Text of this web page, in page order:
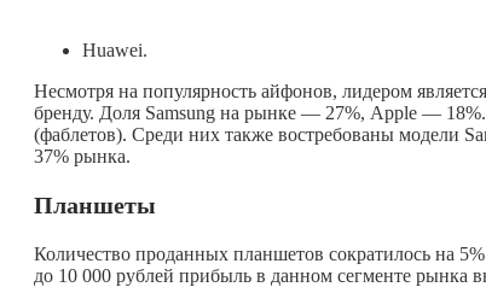
Huawei.
Несмотря на популярность айфонов, лидером
бренду. Доля Samsung на рынке — 27%, Apple —
(фаблетов). Среди них также востребованы модели
37% рынка.
Планшеты
Количество проданных планшетов сократилось на
до 10 000 рублей прибыль в данном сегменте